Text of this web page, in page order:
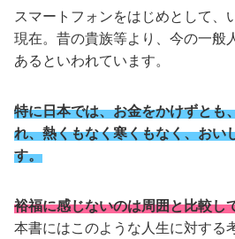
スマートフォンをはじめとして、
現在。昔の貴族等より、今の一般
あるといわれています。
特に日本では、お金をかけずとも
れ、熱くもなく寒くもなく、おい
す。
裕福に感じないのは周囲と比較し
本書にはこのような人生に対する